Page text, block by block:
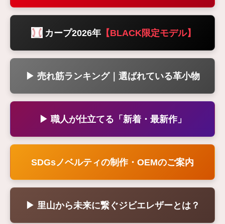
カープ2026年【BLACK限定モデル】
▶ 売れ筋ランキング｜選ばれている革小物
▶ 職人が仕立てる「新着・最新作」
SDGsノベルティの制作・OEMのご案内
▶ 里山から未来に繋ぐジビエレザーとは？